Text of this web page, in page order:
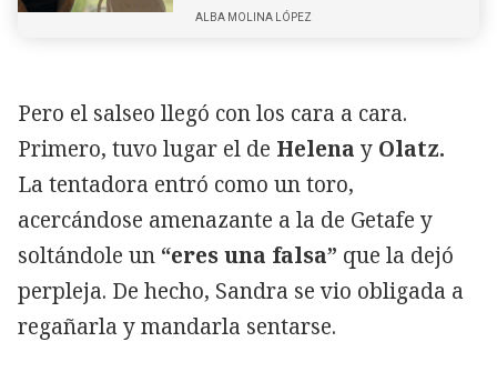
ALBA MOLINA LÓPEZ
Pero el salseo llegó con los cara a cara.
Primero, tuvo lugar el de Helena y Olatz.
La tentadora entró como un toro,
acercándose amenazante a la de Getafe y
soltándole un “eres una falsa” que la dejó
perpleja. De hecho, Sandra se vio obligada a
regañarla y mandarla sentarse.